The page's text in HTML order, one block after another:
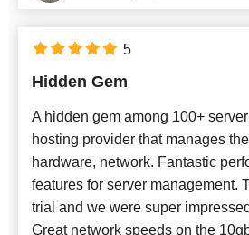
Hidden Gem
A hidden gem among 100+
hosting provider that manages
hardware, network. Fantastic
features for server management.
trial and we were super
Great network speeds on the
5